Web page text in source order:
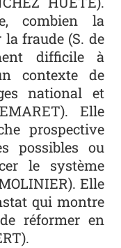
combien la
fraude (S. de
difficile à
contexte de
national et
Elle
prospective
possibles ou
le système
Elle
qui montre
réformer en